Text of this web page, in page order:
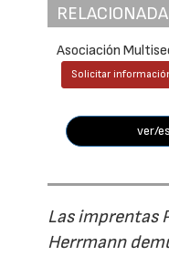
Asociación
Solicitar
ver/
Las imprentas
Herrmann